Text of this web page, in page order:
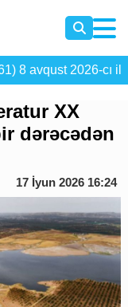
8 avqust 2026-cı il
XX
dərəcədən
17 İyun 2026 16:24